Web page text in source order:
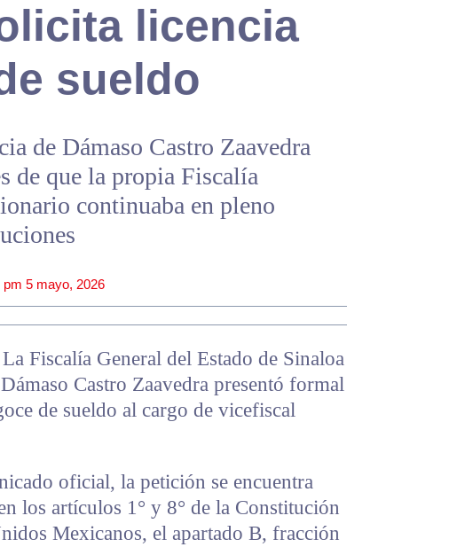
licencia
sueldo
de Dámaso Castro Zaavedra
de que la propia Fiscalía
continuaba en pleno
pm 5 mayo, 2026
La Fiscalía General del Estado de Sinaloa
Castro Zaavedra presentó formal
de sueldo al cargo de vicefiscal
oficial, la petición se encuentra
los artículos 1° y 8° de la Constitución
Mexicanos, el apartado B, fracción